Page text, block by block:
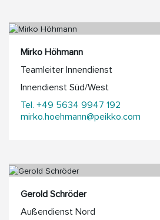
Mirko Höhmann
Teamleiter Innendienst
Innendienst Süd/West
Tel. +49 5634 9947 192
mirko.hoehmann@peikko.com
Gerold Schröder
Außendienst Nord